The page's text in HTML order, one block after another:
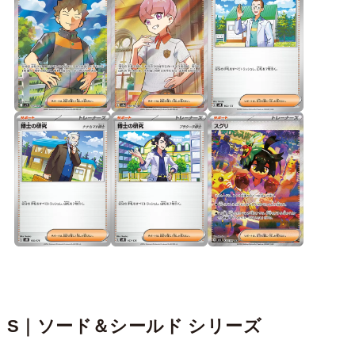
S｜ソード＆シールド シリーズ